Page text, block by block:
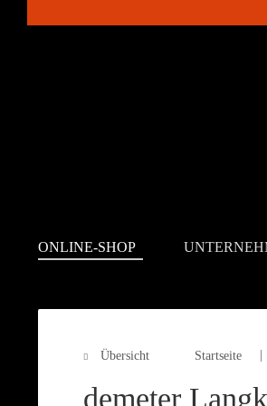
ONLINE-SHOP
Übersicht Startseite
ONLINE-SHOP
demeter